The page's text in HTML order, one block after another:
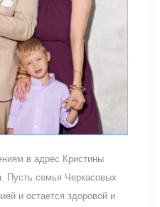
в адрес Кристины
Пусть семья Черкасовых
и остается здоровой и